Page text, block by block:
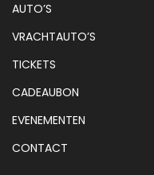
AUTO’S
VRACHTAUTO’S
TICKETS
CADEAUBON
EVENEMENTEN
CONTACT